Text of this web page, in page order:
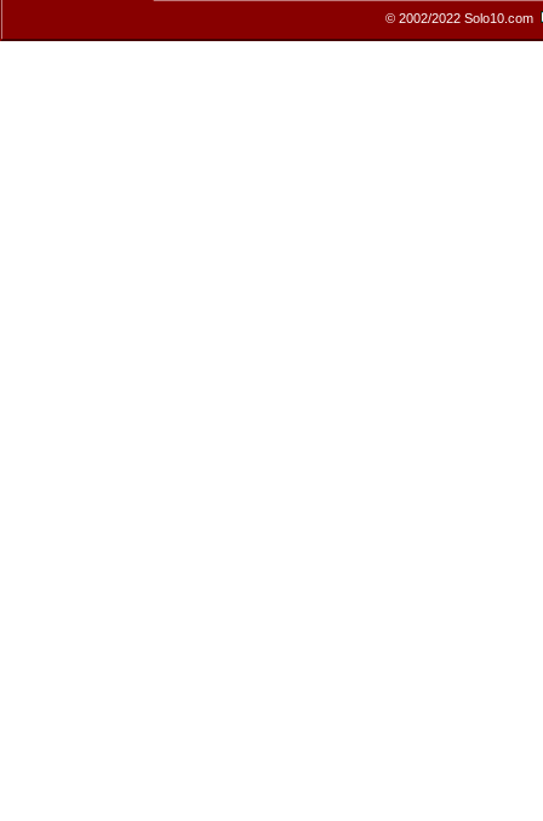
© 2002/2022 Solo10.com